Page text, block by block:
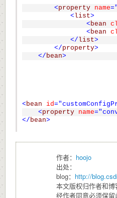
<property name
<list>
< bean
< bean
</list>
</property>
</ bean>
< bean id
<property name
</ bean>
作者： hoojo
出处：
blog： http://
本文版权归作者和
经作者同意必须保